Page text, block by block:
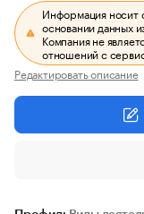
Информация носит
основании данных
Компания не
отношений с
Редактировать описание